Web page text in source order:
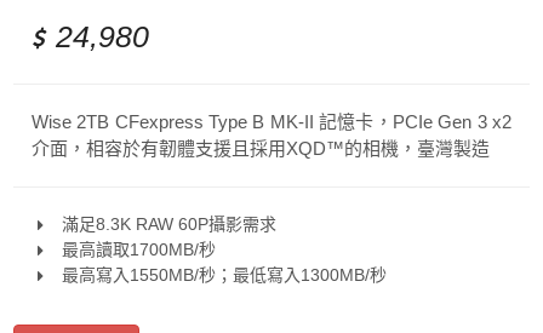
24,980
Wise 2TB CFexpress Type B MK-II 記憶卡，PCIe Gen 3 x2
介面，相容於有韌體支援且採用XQD™的相機，臺灣製造
滿足8.3K RAW 60P攝影需求
最高讀取1700MB/秒
最高寫入1550MB/秒；最低寫入1300MB/秒